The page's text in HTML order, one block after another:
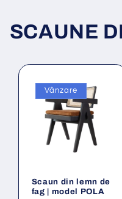
SCAUNE
Vânzare
Scaun din lemn de
fag | model POLA